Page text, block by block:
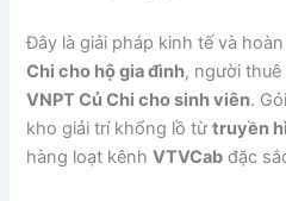
Đây là giải pháp kinh tế và
Chi cho hộ gia đình, người thuê
VNPT Củ Chi cho sinh viên.
kho giải trí khổng lồ từtruyền
hàng loạt kênhVTVCab đặc